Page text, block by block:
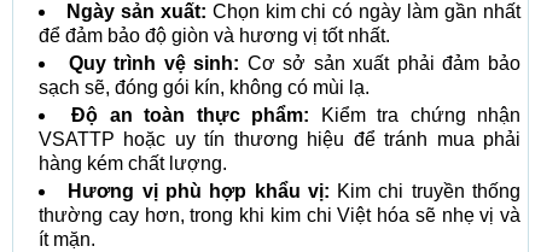
Ngày sản xuất: Chọn kim chi có ngày làm gần nhất
để đảm bảo độ giòn và hương vị tốt nhất.
Quy trình vệ sinh: Cơ sở sản xuất phải đảm bảo
sạch sẽ, đóng gói kín, không có mùi lạ.
Độ an toàn thực phẩm: Kiểm tra chứng nhận
VSATTP hoặc uy tín thương hiệu để tránh mua phải
hàng kém chất lượng.
Hương vị phù hợp khẩu vị: Kim chi truyền thống
thường cay hơn, trong khi kim chi Việt hóa sẽ nhẹ vị và
ít mặn.